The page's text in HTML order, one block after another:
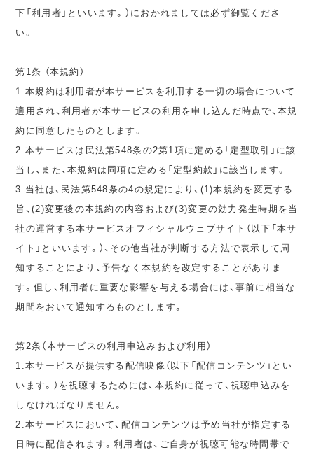
下「利用者」といいます。）におかれましては必ず御覧くださ
い。
第1条 （本規約）
1.本規約は利用者が本サービスを利用する一切の場合について
適用され、利用者が本サービスの利用を申し込んだ時点で、本規
約に同意したものとします。
2.本サービスは民法第548条の2第1項に定める「定型取引」に該
当し、また、本規約は同項に定める「定型約款」に該当します。
3.当社は、民法第548条の4の規定により、(1)本規約を変更する
旨、(2)変更後の本規約の内容および(3)変更の効力発生時期を当
社の運営する本サービスオフィシャルウェブサイト（以下「本サ
イト」といいます。）、その他当社が判断する方法で表示して周
知することにより、予告なく本規約を改定することがありま
す。但し、利用者に重要な影響を与える場合には、事前に相当な
期間をおいて通知するものとします。
第2条（本サービスの利用申込みおよび利用）
1.本サービスが提供する配信映像（以下「配信コンテンツ」とい
います。）を視聴するためには、本規約に従って、視聴申込みを
しなければなりません。
2.本サービスにおいて、配信コンテンツは予め当社が指定する
日時に配信されます。利用者は、ご自身が視聴可能な時間帯で